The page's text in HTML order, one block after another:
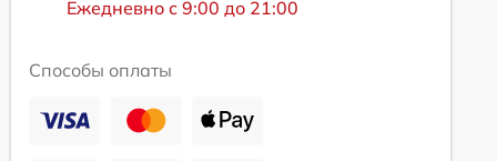
Ежедневно с 9:00 до 21:00
Способы оплаты